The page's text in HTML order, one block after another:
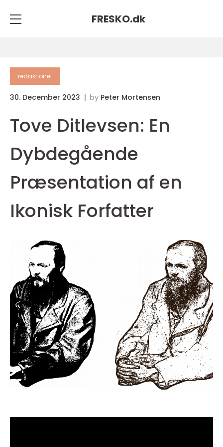
FRESKO.dk
redaktionel
30. December 2023 by Peter Mortensen
Tove Ditlevsen: En
Dybdegående
Præsentation af en
Ikonisk Forfatter